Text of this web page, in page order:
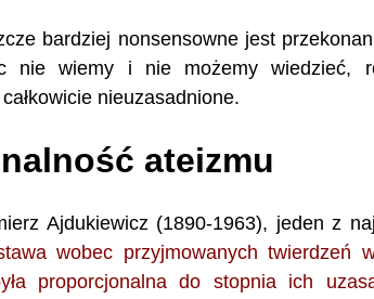
bardziej nonsensowne jest
wiemy i nie możemy wiedzieć,
nieuzasadnione.
ateizmu
Ajdukiewicz (1890-1963), jeden z
wobec przyjmowanych
proporcjonalna do stopnia ich